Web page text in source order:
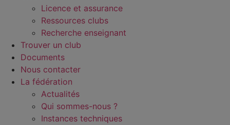
Licence et assurance
Ressources clubs
Recherche enseignant
Trouver un club
Documents
Nous contacter
La fédération
Actualités
Qui sommes-nous ?
Instances techniques